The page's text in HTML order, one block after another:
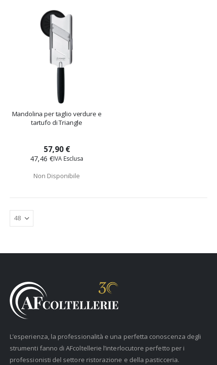
Mandolina per taglio verdure e
tartufo di Triangle
57,90 €
47,46 €
Non Disponibile
L’esperienza, la professionalità e una perfetta conoscenza degli
strumenti fanno di AFcoltellerie l’interlocutore perfetto per i
professionisti del settore ristorazione e della pasticceria.